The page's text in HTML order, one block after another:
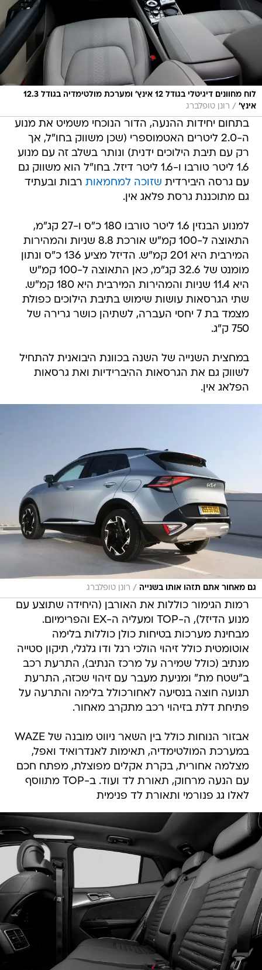
לוח מחוונים דיגיטלי בגודל 12 אינץ' ומערכת מולטימדיה בגודל 12.3
אינץ' / רונן טופלברג
בתחום יחידות ההנעה, הדור הנוכחי משמיט את מנוע
ה-2.0 ליטרים האטמוספרי (שכן משווק בחו"ל, אך
רק עם תיבת הילוכים ידנית) ונותר בשלב זה עם מנוע
1.6 ליטר טורבו ו-1.6 ליטר דיזל. בחו"ל הוא משווק גם
עם גרסה היבירדית שזוכה למחמאות רבות ובעתיד
גם מתוכננת גרסת פלאג אין.
למנוע הבנזין 1.6 ליטר טורבו 180 כ"ס ו-27 קג"מ,
התאוצה ל-100 קמ"ש אורכת 8.8 שניות והמהירות
המירבית היא 201 קמ"ש. הדיזל מציע 136 כ"ס ונתון
מומנט של 32.6 קג"מ, כאן התאוצה ל-100 קמ"ש
היא 11.4 שניות והמהירות המירבית היא 180 קמ"ש.
שתי הגרסאות עושות שימוש בתיבת הילוכים כפולת
מצמד בת 7 יחסי העברה, לשתיהן כושר גרירה של
750 ק"ג.
במחצית השנייה של השנה בכוונת היבואנית להתחיל
לשווק גם את הגרסאות ההיברידיות ואת גרסאות
הפלאג אין.
גם מאחור אתם תזהו אותו בשנייה / רונן טופלברג
רמות הגימור כוללות את האורבן (היחידה שתוצע עם
מנוע הדיזל), ה-TOP ומעליה ה-EX והפרימיום.
מבחינת מערכות בטיחות כולן כוללות בלימה
אוטומטית כולל זיהוי הולכי רגל ודו גלגלי, תיקון סטייה
מנתיב (כולל שמירה על מרכז הנתיב), התרעת רכב
ב"שטח מת" ומניעת מעבר עם זיהוי שכזה, התרעת
תנועה חוצה בנסיעה לאחורכולל בלימה והתרעה על
פתיחת דלת בזיהוי רכב מתקרב מאחור.
אבזור הנוחות כולל בין השאר ניווט מובנה של WAZE
במערכת המולטימדיה, תאימות לאנדרואיד ואפל,
מצלמה אחורית, בקרת אקלים מפוצלת, מפתח חכם
עם הנעה מרחוק, תאורת לד ועוד. ב-TOP מתווסף
לאלו גג פנורמי ותאורת לד פנימית